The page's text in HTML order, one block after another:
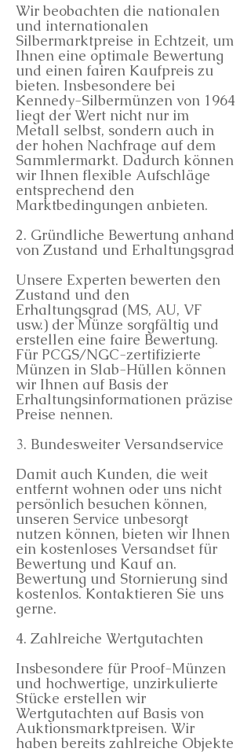
Wir beobachten die nationalen
und internationalen
Silbermarktpreise in Echtzeit, um
Ihnen eine optimale Bewertung
und einen fairen Kaufpreis zu
bieten. Insbesondere bei
Kennedy-Silbermünzen von 1964
liegt der Wert nicht nur im
Metall selbst, sondern auch in
der hohen Nachfrage auf dem
Sammlermarkt. Dadurch können
wir Ihnen flexible Aufschläge
entsprechend den
Marktbedingungen anbieten.
2. Gründliche Bewertung anhand
von Zustand und Erhaltungsgrad
Unsere Experten bewerten den
Zustand und den
Erhaltungsgrad (MS, AU, VF
usw.) der Münze sorgfältig und
erstellen eine faire Bewertung.
Für PCGS/NGC-zertifizierte
Münzen in Slab-Hüllen können
wir Ihnen auf Basis der
Erhaltungsinformationen präzise
Preise nennen.
3. Bundesweiter Versandservice
Damit auch Kunden, die weit
entfernt wohnen oder uns nicht
persönlich besuchen können,
unseren Service unbesorgt
nutzen können, bieten wir Ihnen
ein kostenloses Versandset für
Bewertung und Kauf an.
Bewertung und Stornierung sind
kostenlos. Kontaktieren Sie uns
gerne.
4. Zahlreiche Wertgutachten
Insbesondere für Proof-Münzen
und hochwertige, unzirkulierte
Stücke erstellen wir
Wertgutachten auf Basis von
Auktionsmarktpreisen. Wir
haben bereits zahlreiche Objekte